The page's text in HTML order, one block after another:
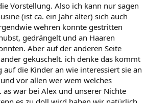
Vorstellung. Also ich kann nur sagen
(ist ca. ein Jahr älter) sich auch
wehren konnte gestritten
gedrängelt und an Haaren
Aber auf der anderen Seite
gekuschelt. ich denke das kommt
die Kinder an wie interessiert sie an
vor allen wer wem welches
war bei Alex und unserer Nichte